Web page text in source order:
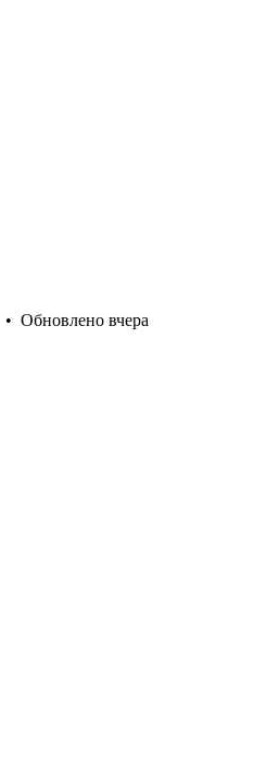
• Обновлено вчера